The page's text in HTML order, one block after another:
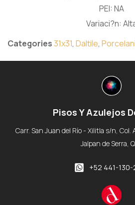
PEI: NA
Variaci?n:
Categories31x31, Daltile,
Pisos Y Azulejos
Carr. San Juan del Río - Xilitla s/n, Col.
Jalpan de Serra,
+52 441-130-